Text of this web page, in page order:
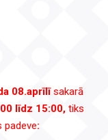
08.aprīlīsakarā
līdz 15:00, tiks
padeve: